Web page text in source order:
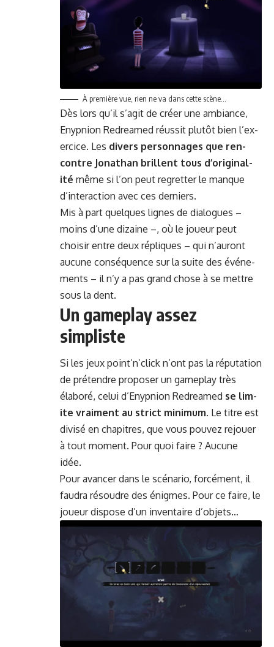
À pre­mière vue, rien ne va dans cette scène…
Dès lors qu’il s’ag­it de créer une ambiance,
Enypnion Redreamed réus­sit plutôt bien l’ex­
er­ci­ce. Les divers per­son­nages que ren­
con­tre Jonathan bril­lent tous d’o­rig­i­nal­
ité même si l’on peut regret­ter le manque
d’in­ter­ac­tion avec ces derniers.
Mis à part quelques lignes de dia­logues –
moins d’une dizaine –, où le joueur peut
choisir entre deux répliques – qui n’au­ront
aucune con­séquence sur la suite des événe­
ments – il n’y a pas grand chose à se met­tre
sous la dent.
Un gameplay assez
simpliste
Si les jeux point’n’click n’ont pas la répu­ta­tion
de pré­ten­dre pro­pos­er un game­play très
élaboré, celui d’Enypnion Redreamed se lim­
ite vrai­ment au strict min­i­mum. Le titre est
divisé en chapitres, que vous pou­vez rejouer
à tout moment. Pour quoi faire ? Aucune
idée.
Pour avancer dans le scé­nario, for­cé­ment, il
fau­dra résoudre des énigmes. Pour ce faire, le
joueur dis­pose d’un inven­taire d’objets…